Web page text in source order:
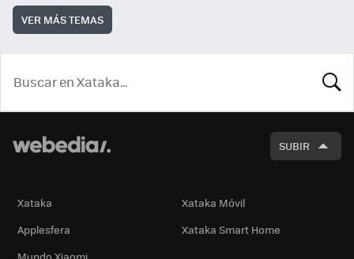
VER MÁS TEMAS
SUBIR
Xataka
Xataka Móvil
Applesfera
Xataka Smart Home